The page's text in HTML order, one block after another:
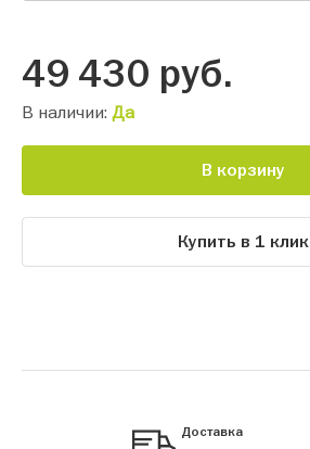
49 430 руб.
В наличии: Да
В корзину
Купить в 1 клик
Доставка